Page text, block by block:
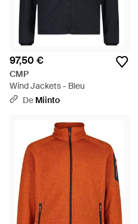
97,50 €
CMP
Wind Jackets - Bleu
De Miinto